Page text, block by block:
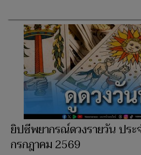
ยิปซีพยากรณ์ดวงรายวัน ปร
กรกฎาคม 2569